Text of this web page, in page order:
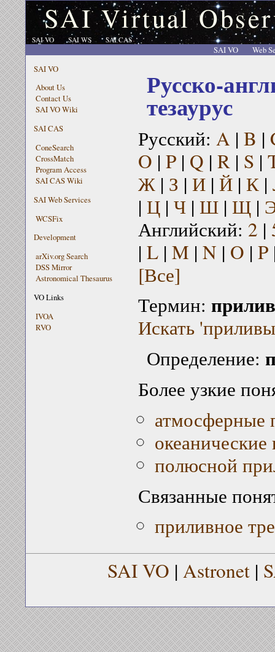
SAI Virtual
SAI VO SAI WS SAI CAS
SAI VO
Web
SAI VO
About Us
Contact Us
SAI VO Wiki
SAI CAS
ConeSearch
CrossMatch
Program Access
SAI CAS Wiki
SAI Web Services
WCSFix
Development
arXiv.org Search
DSS Mirror
Astronomical Thesaurus
VO Links
IVOA
RVO
Русско-
тезаурус
Русский: A | B |
O | P| Q | R| S |
Ж| З | И| Й| К|
| Ц| Ч| Ш| Щ|
Английский: 2 |
| L| M | N | O | P
[Все]
Термин:
Искать
Определение:
Более узкие
атмосферные
полюсной
Связанные
приливное
SAI VO | Astronet |